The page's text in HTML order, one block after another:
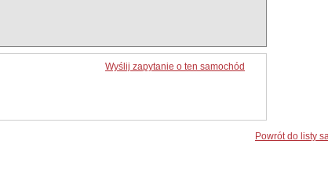
Wyślij zapytanie o ten samochód
Powrót do listy